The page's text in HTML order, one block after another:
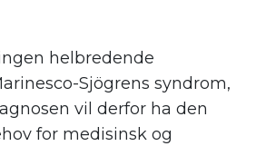
helbredende
Sjögrens syndrom,
vil derfor ha den
for medisinsk og